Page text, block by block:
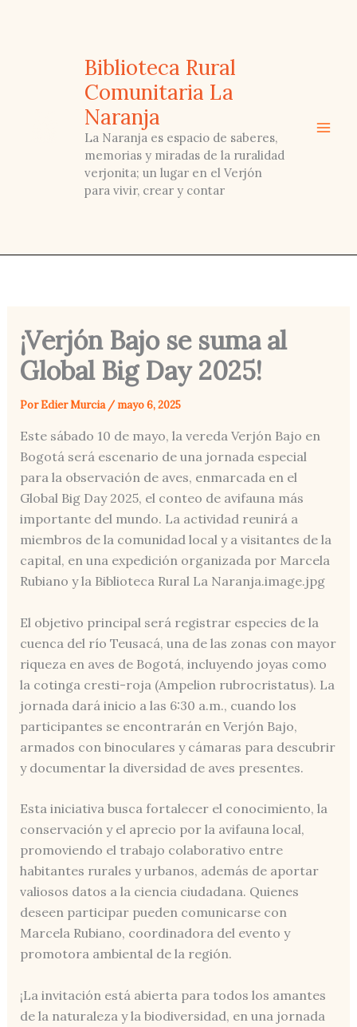
Biblioteca Rural
Comunitaria La
Naranja
La Naranja es espacio de saberes,
memorias y miradas de la ruralidad
verjonita; un lugar en el Verjón
para vivir, crear y contar
¡Verjón Bajo se suma al
Global Big Day 2025!
PorEdier Murcia / mayo 6, 2025
Este sábado 10 de mayo, la vereda Verjón Bajo en
Bogotá será escenario de una jornada especial
para la observación de aves, enmarcada en el
Global Big Day 2025, el conteo de avifauna más
importante del mundo. La actividad reunirá a
miembros de la comunidad local y a visitantes de la
capital, en una expedición organizada por Marcela
Rubiano y la Biblioteca Rural La Naranja.image.jpg
El objetivo principal será registrar especies de la
cuenca del río Teusacá, una de las zonas con mayor
riqueza en aves de Bogotá, incluyendo joyas como
la cotinga cresti-roja (Ampelion rubrocristatus). La
jornada dará inicio a las 6:30 a.m., cuando los
participantes se encontrarán en Verjón Bajo,
armados con binoculares y cámaras para descubrir
y documentar la diversidad de aves presentes.
Esta iniciativa busca fortalecer el conocimiento, la
conservación y el aprecio por la avifauna local,
promoviendo el trabajo colaborativo entre
habitantes rurales y urbanos, además de aportar
valiosos datos a la ciencia ciudadana. Quienes
deseen participar pueden comunicarse con
Marcela Rubiano, coordinadora del evento y
promotora ambiental de la región.
¡La invitación está abierta para todos los amantes
de la naturaleza y la biodiversidad, en una jornada